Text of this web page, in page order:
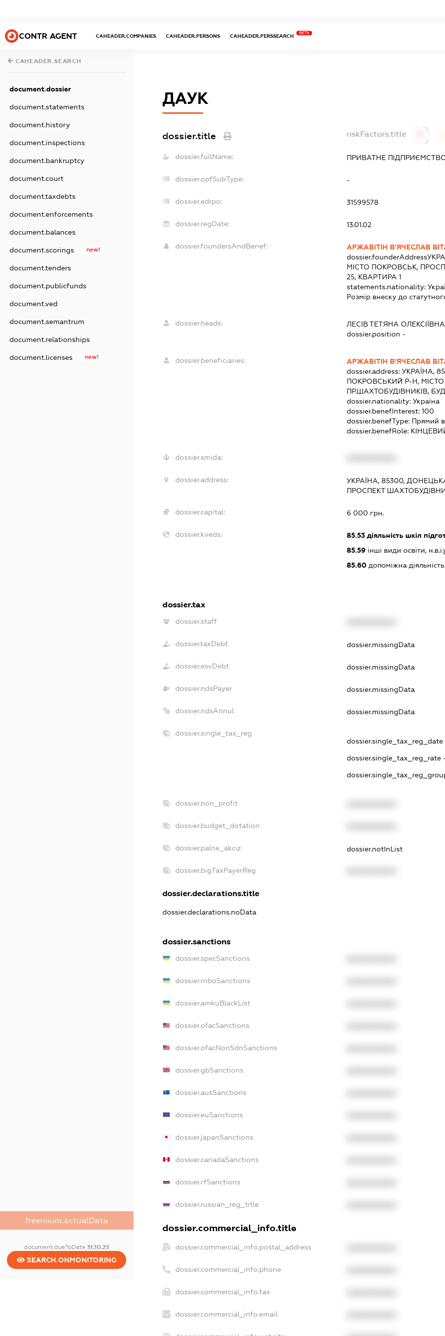
CONTR AGENT CAHEADER.COMPANIES CAHEADER.PERSONS CAHEADER.PERSSEARCH
BETA
CAHEADER.SEARCH
document.dossier
document.statements
document.history
document.inspections
document.bankruptcy
document.court
document.taxdebts
document.enforcements
document.balances
document.scorings new!
document.tenders
document.publicfunds
document.ved
document.semantrum
document.relationships
document.licenses new!
freemium.actualData
document.dueToDate31.10.25
SEARCH.ONMONITORING
ДАУК
dossier.title riskFactors.title
dossier.fullName: ПРИВАТНЕ
dossier.opfSubType: -
dossier.edrpo: 31599578
dossier.regDate: 13.01.02
dossier.foundersAndBenef:
АРЖАВІТІН В'ЯЧЕСЛАВ
dossier.founderAddress
МІСТО ПОКРОВСЬК,
25, КВАРТИРА 1
statements.nationality:
Розмір внеску до
dossier.heads: ЛЕСІВ ТЕТЯНА ОЛЕКСІЇВНА
dossier.position -
dossier.beneficiaries:
АРЖАВІТІН В'ЯЧЕСЛАВ
dossier.address: УКРАЇНА,
ПОКРОВСЬКИЙ Р-Н,
ПР.ШАХТОБУДІВНИКІВ,
dossier.nationality: Україна
dossier.benefInterest: 100
dossier.benefType: Прямий
dossier.benefRole:
dossier.smida:
dossier.address:
УКРАЇНА, 85300,
ПРОСПЕКТ
dossier.capital: 6 000 грн.
dossier.kveds: 85.53діяльність шкіл
85.59інші види освіти,
85.60допоміжна діяльність
dossier.tax
dossier.staff
dossier.taxDebt dossier.missingData
dossier.esvDebt dossier.missingData
dossier.ndsPayer dossier.missingData
dossier.ndsAnnul dossier.missingData
dossier.single_tax_reg
dossier.single_tax_reg_date -
dossier.single_tax_reg_rate
dossier.non_profit
dossier.budget_dotation
dossier.palne_akciz dossier.notInList
dossier.bigTaxPayerReg
dossier.declarations.title
dossier.declarations.noData
dossier.sanctions
dossier.specSanctions
dossier.rnboSanctions
dossier.amkuBlackList
dossier.ofacSanctions
dossier.ofacNonSdnSanctions
dossier.gbSanctions
dossier.ausSanctions
dossier.euSanctions
dossier.japanSanctions
dossier.canadaSanctions
dossier.rfSanctions
dossier.russian_reg_title
dossier.commercial_info.title
dossier.commercial_info.postal_address
dossier.commercial_info.phone
dossier.commercial_info.fax
dossier.commercial_info.email